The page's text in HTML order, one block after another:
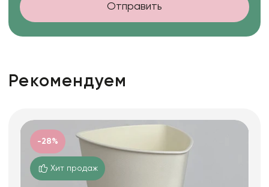
Отправить
Рекомендуем
-28%
Хит продаж